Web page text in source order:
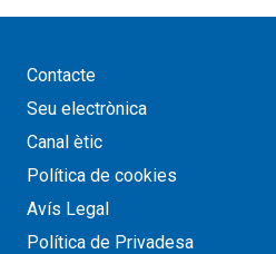
Contacte
Seu electrònica
Canal ètic
Política de cookies
Avís Legal
Política de Privadesa